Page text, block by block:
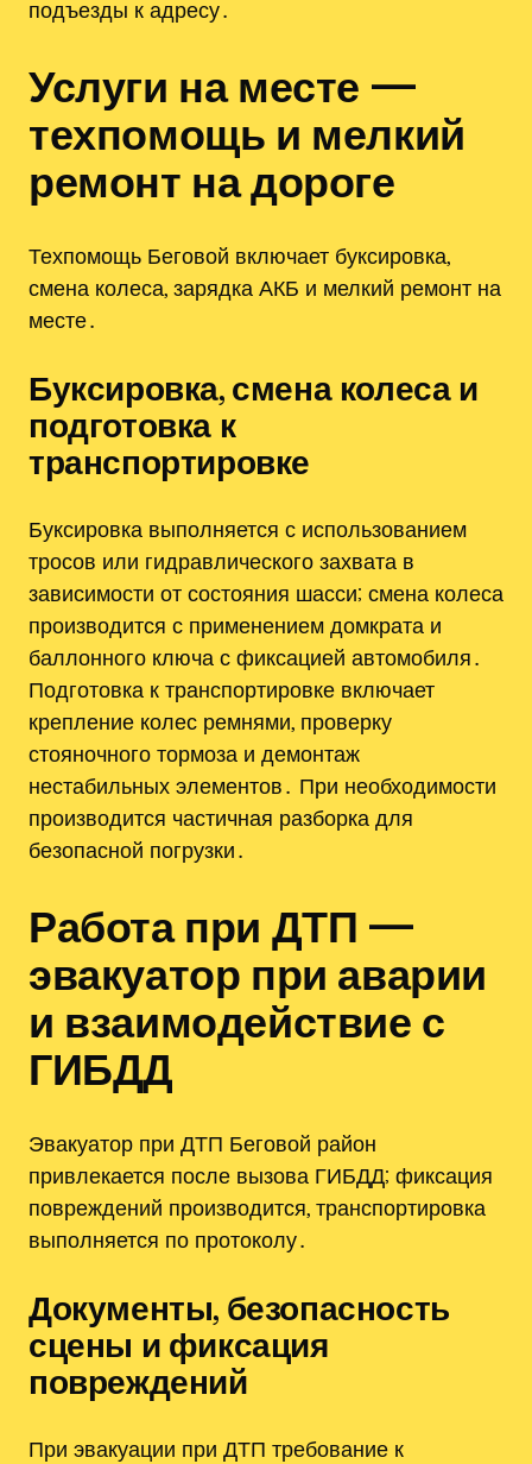
подъезды к адресу․
Услуги на месте —
техпомощь и мелкий
ремонт на дороге
Техпомощь Беговой включает буксировка,
смена колеса, зарядка АКБ и мелкий ремонт на
месте․
Буксировка, смена колеса и
подготовка к
транспортировке
Буксировка выполняется с использованием
тросов или гидравлического захвата в
зависимости от состояния шасси; смена колеса
производится с применением домкрата и
баллонного ключа с фиксацией автомобиля․
Подготовка к транспортировке включает
крепление колес ремнями, проверку
стояночного тормоза и демонтаж
нестабильных элементов․ При необходимости
производится частичная разборка для
безопасной погрузки․
Работа при ДТП —
эвакуатор при аварии
и взаимодействие с
ГИБДД
Эвакуатор при ДТП Беговой район
привлекается после вызова ГИБДД; фиксация
повреждений производится, транспортировка
выполняется по протоколу․
Документы, безопасность
сцены и фиксация
повреждений
При эвакуации при ДТП требование к